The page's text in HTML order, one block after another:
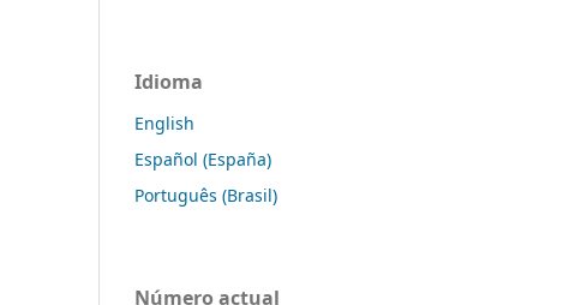
Idioma
English
Español (España)
Português (Brasil)
Número actual